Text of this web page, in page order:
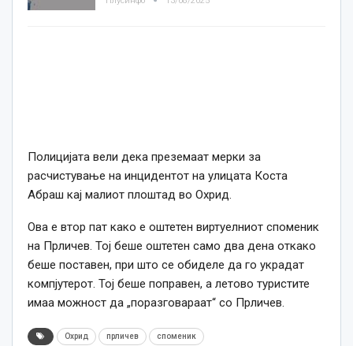
Полицијата вели дека преземаат мерки за
расчистување на инцидентот на улицата Коста
Абраш кај малиот плоштад во Охрид.
Ова е втор пат како е оштетен виртуелниот споменик
на Прличев. Тој беше оштетен само два дена откако
беше поставен, при што се обиделе да го украдат
компјутерот. Тој беше поправен, а летово туристите
имаа можност да „поразговараат“ со Прличев.
Охрид прличев споменик